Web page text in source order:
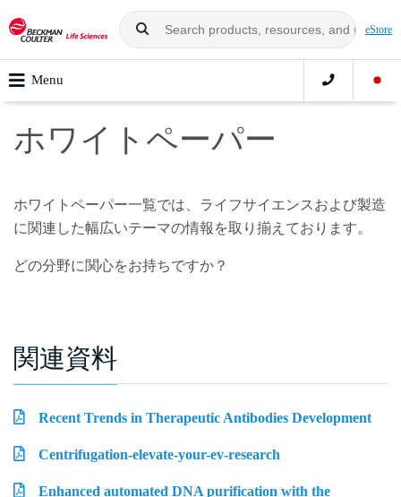
eStore
Menu
ホワイトペーパー
ホワイトペーパー一覧では、ライフサイエンスおよび製造
に関連した幅広いテーマの情報を取り揃えております。
どの分野に関心をお持ちですか？
関連資料
Recent Trends in Therapeutic Antibodies Development
Centrifugation-elevate-your-ev-research
Enhanced automated DNA purification with the